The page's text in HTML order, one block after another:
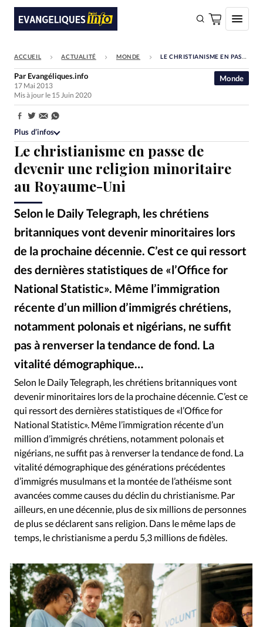
FAIRE UN DON
Faire un don
Société
Monde
Bible
Toute l'actualité
Se connecter
Devise:
CHF
RUBRIQUES
Eglises
Histoire Laicité
Liberté religieuse
Mission
Monde People Politique
Religions
Société
ACCUEIL ACTUALITÉ MONDE LE CHRISTIANISME EN PASSE DE DEVENIR UNE RELIGION MINORITAIRE AU ROYAUME-UNI
Le christianisme en passe de
devenir une religion minoritaire
au Royaume-Uni
Selon le Daily Telegraph, les chrétiens
britanniques vont devenir minoritaires lors
de la prochaine décennie. C’est ce qui ressort
des dernières statistiques de «l’Office for
National Statistic». Même l’immigration
récente d’un million d’immigrés chrétiens,
notamment polonais et nigérians, ne suffit
pas à renverser la tendance de fond. La
vitalité démographique…
Monde
Par Evangéliques.info
17 Mai 2013
Mis à jour le 15 Juin 2020
Partager:
Plus d’infos
Selon le Daily Telegraph, les chrétiens britanniques vont
devenir minoritaires lors de la prochaine décennie. C’est ce
qui ressort des dernières statistiques de «l’Office for
National Statistic». Même l’immigration récente d’un
million d’immigrés chrétiens, notamment polonais et
nigérians, ne suffit pas à renverser la tendance de fond. La
vitalité démographique des générations précédentes
d’immigrés musulmans et la montée de l’athéisme sont
avancées comme causes du déclin du christianisme. Par
ailleurs, en une décennie, plus de six millions de personnes
de plus se déclarent sans religion. Dans le même laps de
temps, le christianisme a perdu 5,3 millions de fidèles.